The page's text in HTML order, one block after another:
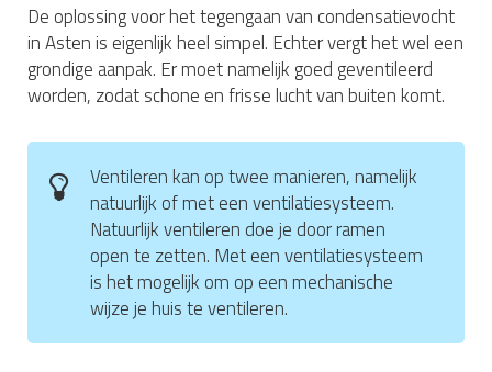
De oplossing voor het tegengaan van condensatievocht
in Asten is eigenlijk heel simpel. Echter vergt het wel een
grondige aanpak. Er moet namelijk goed geventileerd
worden, zodat schone en frisse lucht van buiten komt.
Ventileren kan op twee manieren, namelijk
natuurlijk of met een ventilatiesysteem.
Natuurlijk ventileren doe je door ramen
open te zetten. Met een ventilatiesysteem
is het mogelijk om op een mechanische
wijze je huis te ventileren.